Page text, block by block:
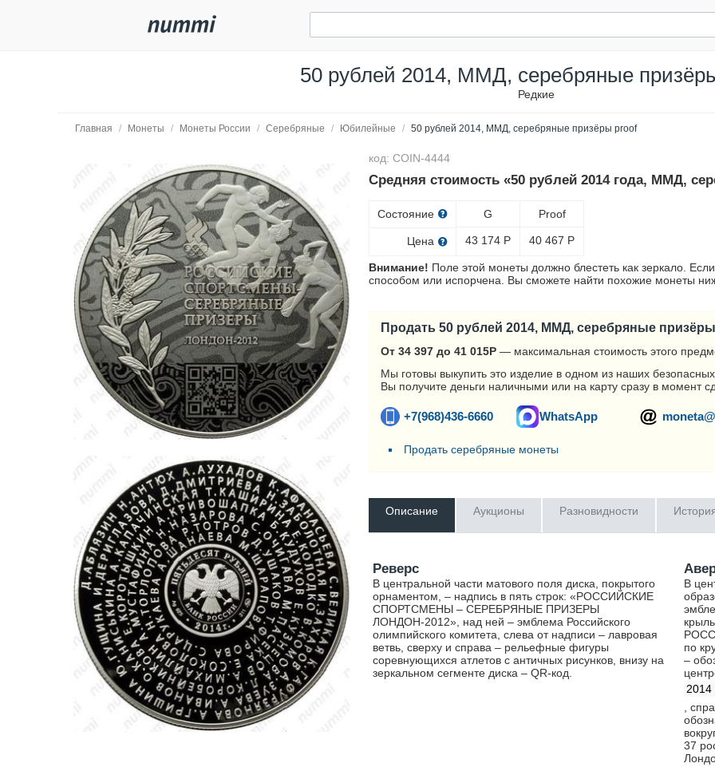
50 рублей 2014, ММД, серебряные
Редкие
Главная / Монеты / Монеты России / Серебряные / Юбилейные / 50 рублей 2014, ММД, серебряные призёры proof
код: COIN-4444
Средняя стоимость «50 рублей 2014 года, ММД,
Состояние
Цена
G
43 174 Р
Proof
40 467 Р
Внимание! Поле этой монеты должно блестеть как зеркало.
способом или испорчена. Вы сможете найти похожие монеты
Продать 50 рублей 2014, ММД, серебряные
От 34 397 до 41 015Р — максимальная стоимость этого
Мы готовы выкупить это изделие в одном из наших
Вы получите деньги наличными или на карту сразу в момент
+7(968)436-6660 WhatsApp
Продать серебряные монеты
Описание Аукционы Разновидности
Реверс
В центральной части матового поля диска, покрытого
орнаментом, – надпись в пять строк: «РОССИЙСКИЕ
СПОРТСМЕНЫ – СЕРЕБРЯНЫЕ ПРИЗЕРЫ
ЛОНДОН-2012», над ней – эмблема Российского
олимпийского комитета, слева от надписи – лавровая
ветвь, сверху и справа – рельефные фигуры
соревнующихся атлетов с античных рисунков, внизу на
зеркальном сегменте диска – QR-код.
В
по
–
2014
,
37